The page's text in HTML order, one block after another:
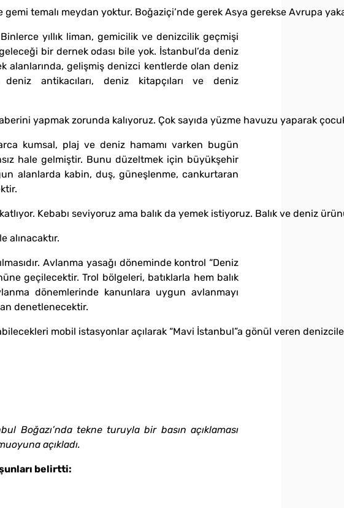
gemi temalı meydan yoktur. Boğaziçi’nde gerek Asya gerekse
yıllık liman, gemicilik ve denizcilik geçmişi
bir dernek odası bile yok. İstanbul’da deniz
alanlarında, gelişmiş denizci kentlerde olan deniz
antikacıları, deniz kitapçıları ve deniz
yapmak zorunda kalıyoruz. Çok sayıda yüzme havuzu yaparak
kumsal, plaj ve deniz hamamı varken bugün
hale gelmiştir. Bunu düzeltmek için büyükşehir
alanlarda kabin, duş, güneşlenme, cankurtaran
Kebabı seviyoruz ama balık da yemek istiyoruz. Balık ve deniz
alınacaktır.
Avlanma yasağı döneminde kontrol “Deniz
geçilecektir. Trol bölgeleri, batıklarla hem balık
dönemlerinde kanunlara uygun avlanmayı
denetlenecektir.
mobil istasyonlar açılarak “Mavi İstanbul”a gönül veren
Boğazı’nda tekne turuylabir basın açıklaması
açıkladı.
belirtti: